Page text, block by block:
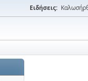
Ειδήσεις: